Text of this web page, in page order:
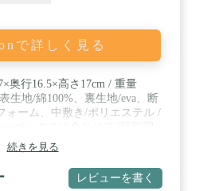
で詳しく見る
奥行16.5×高さ17cm / 重量
生地/綿100%、裏生地/eva、断
ォーム、中敷き/ポリエステル /
スリムな棒状に収納可能。持ち
ーバッグ付き。 / 原産国:中国
続きを見る
レビューを書く